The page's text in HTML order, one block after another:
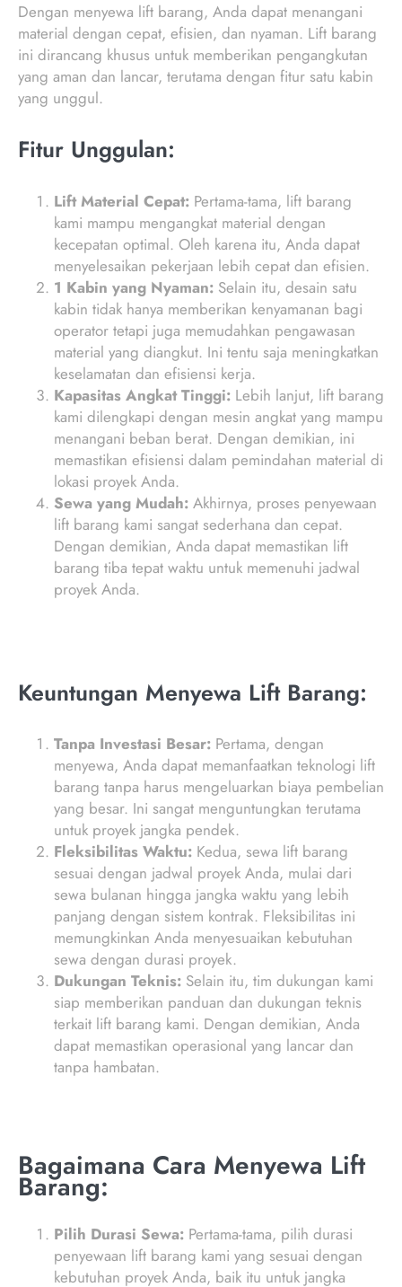
Dengan menyewa lift barang, Anda dapat menangani
material dengan cepat, efisien, dan nyaman. Lift barang
ini dirancang khusus untuk memberikan pengangkutan
yang aman dan lancar, terutama dengan fitur satu kabin
yang unggul.
Fitur Unggulan:
Lift Material Cepat: Pertama-tama, lift barang
kami mampu mengangkat material dengan
kecepatan optimal. Oleh karena itu, Anda dapat
menyelesaikan pekerjaan lebih cepat dan efisien.
1 Kabin yang Nyaman: Selain itu, desain satu
kabin tidak hanya memberikan kenyamanan bagi
operator tetapi juga memudahkan pengawasan
material yang diangkut. Ini tentu saja meningkatkan
keselamatan dan efisiensi kerja.
Kapasitas Angkat Tinggi: Lebih lanjut, lift barang
kami dilengkapi dengan mesin angkat yang mampu
menangani beban berat. Dengan demikian, ini
memastikan efisiensi dalam pemindahan material di
lokasi proyek Anda.
Sewa yang Mudah: Akhirnya, proses penyewaan
lift barang kami sangat sederhana dan cepat.
Dengan demikian, Anda dapat memastikan lift
barang tiba tepat waktu untuk memenuhi jadwal
proyek Anda.
Keuntungan Menyewa Lift Barang:
Tanpa Investasi Besar: Pertama, dengan
menyewa, Anda dapat memanfaatkan teknologi lift
barang tanpa harus mengeluarkan biaya pembelian
yang besar. Ini sangat menguntungkan terutama
untuk proyek jangka pendek.
Fleksibilitas Waktu: Kedua, sewa lift barang
sesuai dengan jadwal proyek Anda, mulai dari
sewa bulanan hingga jangka waktu yang lebih
panjang dengan sistem kontrak. Fleksibilitas ini
memungkinkan Anda menyesuaikan kebutuhan
sewa dengan durasi proyek.
Dukungan Teknis: Selain itu, tim dukungan kami
siap memberikan panduan dan dukungan teknis
terkait lift barang kami. Dengan demikian, Anda
dapat memastikan operasional yang lancar dan
tanpa hambatan.
Bagaimana Cara Menyewa Lift
Barang:
Pilih Durasi Sewa: Pertama-tama, pilih durasi
penyewaan lift barang kami yang sesuai dengan
kebutuhan proyek Anda, baik itu untuk jangka